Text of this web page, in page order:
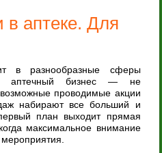
аптеке. Для
в разнообразные сферы
аптечный бизнес — не
проводимые акции
набирают все больший и
план выходит прямая
максимальное внимание